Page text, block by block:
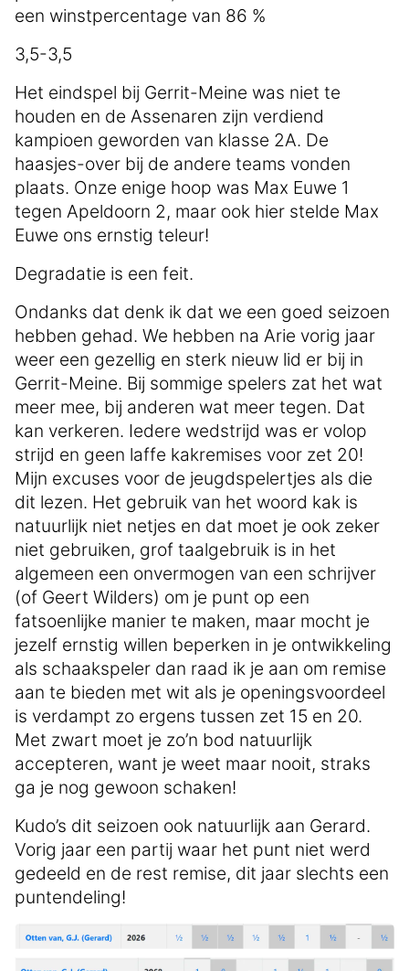
een winstpercentage van 86 %
3,5-3,5
Het eindspel bij Gerrit-Meine was niet te
houden en de Assenaren zijn verdiend
kampioen geworden van klasse 2A. De
haasjes-over bij de andere teams vonden
plaats. Onze enige hoop was Max Euwe 1
tegen Apeldoorn 2, maar ook hier stelde Max
Euwe ons ernstig teleur!
Degradatie is een feit.
Ondanks dat denk ik dat we een goed seizoen
hebben gehad. We hebben na Arie vorig jaar
weer een gezellig en sterk nieuw lid er bij in
Gerrit-Meine. Bij sommige spelers zat het wat
meer mee, bij anderen wat meer tegen. Dat
kan verkeren. Iedere wedstrijd was er volop
strijd en geen laffe kakremises voor zet 20!
Mijn excuses voor de jeugdspelertjes als die
dit lezen. Het gebruik van het woord kak is
natuurlijk niet netjes en dat moet je ook zeker
niet gebruiken, grof taalgebruik is in het
algemeen een onvermogen van een schrijver
(of Geert Wilders) om je punt op een
fatsoenlijke manier te maken, maar mocht je
jezelf ernstig willen beperken in je ontwikkeling
als schaakspeler dan raad ik je aan om remise
aan te bieden met wit als je openingsvoordeel
is verdampt zo ergens tussen zet 15 en 20.
Met zwart moet je zo’n bod natuurlijk
accepteren, want je weet maar nooit, straks
ga je nog gewoon schaken!
Kudo’s dit seizoen ook natuurlijk aan Gerard.
Vorig jaar een partij waar het punt niet werd
gedeeld en de rest remise, dit jaar slechts een
puntendeling!